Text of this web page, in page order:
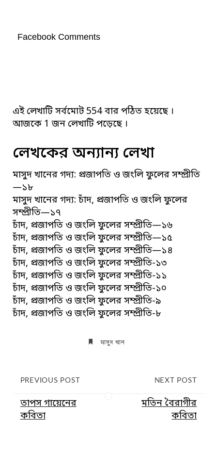
Facebook Comments
এই লেখাটি সর্বমোট 554 বার পঠিত হয়েছে ।
আজকে 1 জন লেখাটি পড়েছে ।
লেখকের অন্যান্য লেখা
মাসুদ খানের গদ্য: প্রজাপতি ও জংলি ফুলের সম্প্রীতি
—১৮
মাসুদ খানের গদ্য: চাঁদ, প্রজাপতি ও জংলি ফুলের
সম্প্রীতি—১৭
চাঁদ, প্রজাপতি ও জংলি ফুলের সম্প্রীতি—১৬
চাঁদ, প্রজাপতি ও জংলি ফুলের সম্প্রীতি—১৫
চাঁদ, প্রজাপতি ও জংলি ফুলের সম্প্রীতি—১৪
চাঁদ, প্রজাপতি ও জংলি ফুলের সম্প্রীতি-১৩
চাঁদ, প্রজাপতি ও জংলি ফুলের সম্প্রীতি-১১
চাঁদ, প্রজাপতি ও জংলি ফুলের সম্প্রীতি-১০
চাঁদ, প্রজাপতি ও জংলি ফুলের সম্প্রীতি-৯
চাঁদ, প্রজাপতি ও জংলি ফুলের সম্প্রীতি-৮
মাসুদ খান
PREVIOUS POST
তাপস গায়েনের
কবিতা
NEXT POST
মতিন বৈরাগীর
কবিতা